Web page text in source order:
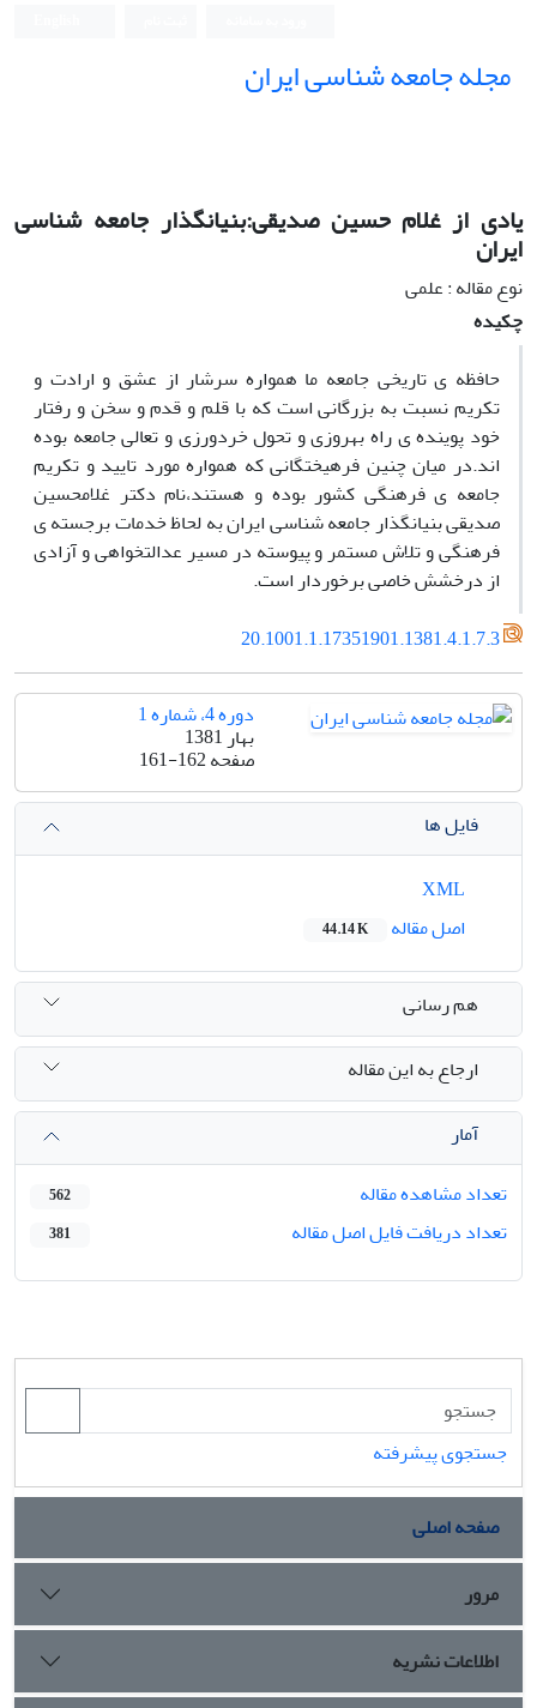
مجله جامعه شناسی ایران
یادی از غلام حسین صدیقی:بنیانگذار جامعه شناسی
ایران
نوع مقاله : علمی
چکیده
حافظه ی تاریخی جامعه ما همواره سرشار از عشق و ارادت و
تکریم نسبت به بزرگانی است که با قلم و قدم و سخن و رفتار
خود پوینده ی راه بهروزی و تحول خردورزی و تعالی جامعه بوده
اند.در میان چنین فرهیختگانی که همواره مورد تایید و تکریم
جامعه ی فرهنگی کشور بوده و هستند،نام دکتر غلامحسین
صدیقی بنیانگذار جامعه شناسی ایران به لحاظ خدمات برجسته ی
فرهنگی و تلاش مستمر و پیوسته در مسیر عدالتخواهی و آزادی
از درخشش خاصی برخوردار است.
20.1001.1.17351901.1381.4.1.7.3
دوره 4، شماره 1
بهار 1381
صفحه161-162
فایل ها
اصل مقاله
44.14 K
هم رسانی
ارجاع به این مقاله
آمار
تعداد مشاهده مقاله
562
تعداد دریافت فایل اصل مقاله 381
جستجوی پیشرفته
صفحه اصلی
مرور
اطلاعات نشریه